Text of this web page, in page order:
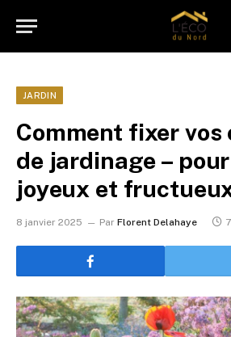
JARDIN
Comment fixer
de jardinage –
joyeux et
8 janvier 2025 Par Florent Delahaye